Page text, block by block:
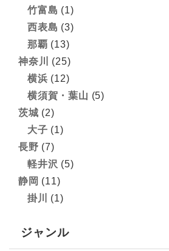
竹富島 (1)
西表島 (3)
那覇 (13)
神奈川
(25)
横浜 (12)
横須賀・葉山 (5)
茨城 (2)
大子 (1)
長野 (7)
軽井沢 (5)
静岡 (11)
掛川
(1)
ジャンル